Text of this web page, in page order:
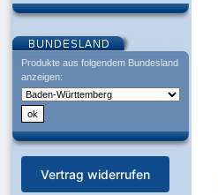
Produkte aus folgendem Bundesland
anzeigen:
Vertrag widerrufen